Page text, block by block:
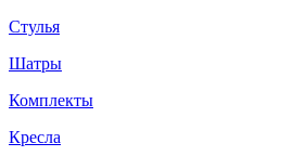
Стулья
Шатры
Комплекты
Кресла